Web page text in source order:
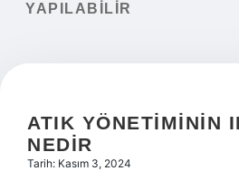
YAPILABILIR
ATIK YÖNETIMININ
NEDIR
Tarih: Kasım 3, 2024